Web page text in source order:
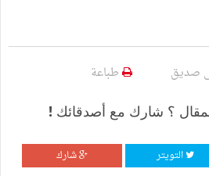
صديق طباعة
؟ شارك مع أصدقائك !
التويتر شارك